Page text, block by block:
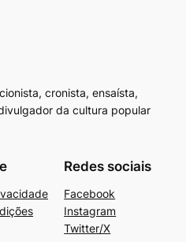
cronista, ensaísta,
da cultura popular
Redes sociais
Facebook
Instagram
Twitter/X